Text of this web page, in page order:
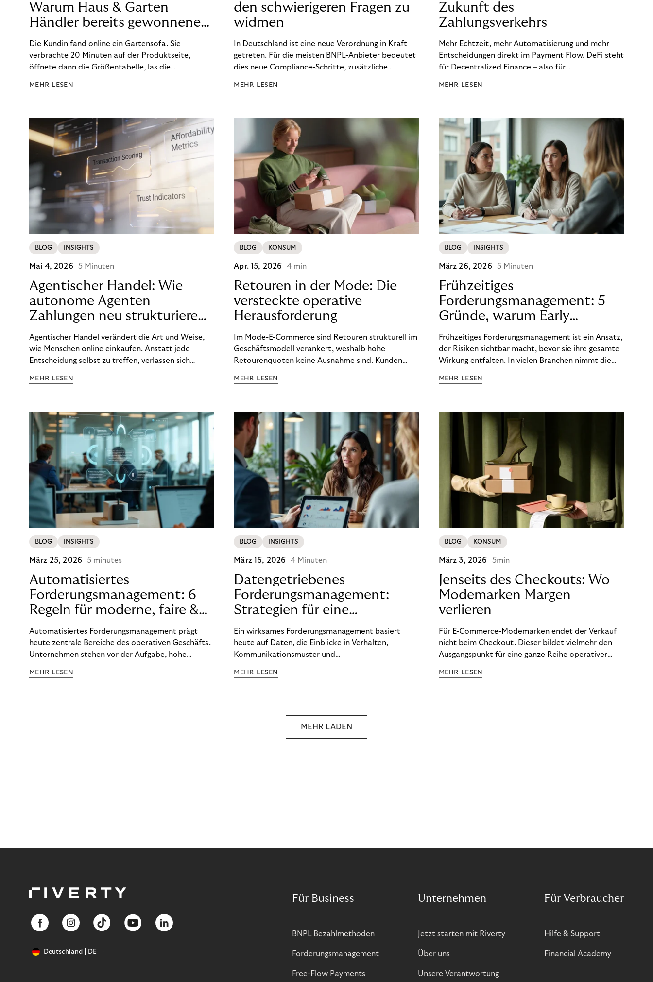
Warum Haus & Garten
Händler bereits gewonnene
Umsätze verlieren
Die Kundin fand online ein Gartensofa. Sie
verbrachte 20 Minuten auf der Produktseite,
öffnete dann die Größentabelle, las die
dann … schloss sie den Tab. Nicht etwa, weil sie es
einem Klick eine Entscheidung zu treffen.
MEHR LESEN
den schwierigeren Fragen zu
widmen
In Deutschland ist eine neue Verordnung in Kraft
getreten. Für die meisten BNPL-Anbieter bedeutet
dies neue Compliance-Schritte, zusätzliche
Für Händler, die Rivertys 14-Tage-Rechnung nutzen,
Anforderungen ausgenommen, sodass der
Checkout-Prozess unverändert bleibt – d. h. keine
zusätzlichen Hürden, keine neuen Schritte für Ihre
Kund:innen. Für Händler in Deutschland ist dies ein
klarer Vorteil – gerade jetzt, wo Wettbewerber
zusätzliche Schritte einführen.
MEHR LESEN
Zukunft des
Zahlungsverkehrs
Mehr Echtzeit, mehr Automatisierung und mehr
Entscheidungen direkt im Payment Flow. DeFi steht
für Decentralized Finance – also für
digitale Netzwerke, Wallets und Smart Contracts
werden.
MEHR LESEN
BLOG INSIGHTS
Mai 4, 2026 5 Minuten
Agentischer Handel: Wie
autonome Agenten
Zahlungen neu strukturieren
und Vertrauen stärken
Agentischer Handel verändert die Art und Weise,
wie Menschen online einkaufen. Anstatt jede
Entscheidung selbst zu treffen, verlassen sich
Agenten, die Optionen vergleichen, Budgets
MEHR LESEN
BLOG KONSUM
Apr. 15, 2026 4 min
Retouren in der Mode: Die
versteckte operative
Herausforderung
Im Mode-E-Commerce sind Retouren strukturell im
Geschäftsmodell verankert, weshalb hohe
Retourenquoten keine Ausnahme sind. Kunden
zu Hause an und schicken das zurück, was nicht
sondern wie effizient das Unternehmen diese
bewältigt.
MEHR LESEN
BLOG INSIGHTS
März 26, 2026 5 Minuten
Frühzeitiges
Forderungsmanagement: 5
Gründe, warum Early
Engagement Risiken senkt
Frühzeitiges Forderungsmanagement ist ein Ansatz,
der Risiken sichtbar macht, bevor sie ihre gesamte
Wirkung entfalten. In vielen Branchen nimmt die
sich wirtschaftliche Rahmenbedingungen schneller
zu spät eingreifen, treten unnötige Kosten,
Verzögerungen und Eskalationen auf. Greifen sie
hingegen früh ein, lassen sich viele
Herausforderungen abfedern, bevor sie zu
strukturellem Risiko werden. Genau hier setzt
frühzeitiges Forderungsmanagement an: Es schafft
Orientierung, bevor aus Unklarheiten echte
Probleme entstehen.
MEHR LESEN
BLOG INSIGHTS
März 25, 2026 5 minutes
Automatisiertes
Forderungsmanagement: 6
Regeln für moderne, faire &
effiziente Prozesse
Automatisiertes Forderungsmanagement prägt
heute zentrale Bereiche des operativen Geschäfts.
Unternehmen stehen vor der Aufgabe, hohe
Situationen zu berücksichtigen und regulatorische
MEHR LESEN
BLOG INSIGHTS
März 16, 2026 4 Minuten
Datengetriebenes
Forderungsmanagement:
Strategien für eine
wirkungsvolle Recovery-
Steuerung
Ein wirksames Forderungsmanagement basiert
heute auf Daten, die Einblicke in Verhalten,
Kommunikationsmuster und
Unternehmen, die diese Informationen
verfügbaren Daten, sondern die Fähigkeit, daraus
MEHR LESEN
BLOG KONSUM
März 3, 2026 5min
Jenseits des Checkouts: Wo
Modemarken Margen
verlieren
Für E-Commerce-Modemarken endet der Verkauf
nicht beim Checkout. Dieser bildet vielmehr den
Ausgangspunkt für eine ganze Reihe operativer
wie viel Marge letztendlich verbleibt. Während sich
MEHR LESEN
MEHR LADEN
Deutschland DE
Für Business
BNPL Bezahlmethoden
Forderungsmanagement
Free-Flow Payments
Unternehmen
Jetzt starten mit Riverty
Über uns
Unsere Verantwortung
Für Verbraucher
Hilfe & Support
Financial Academy